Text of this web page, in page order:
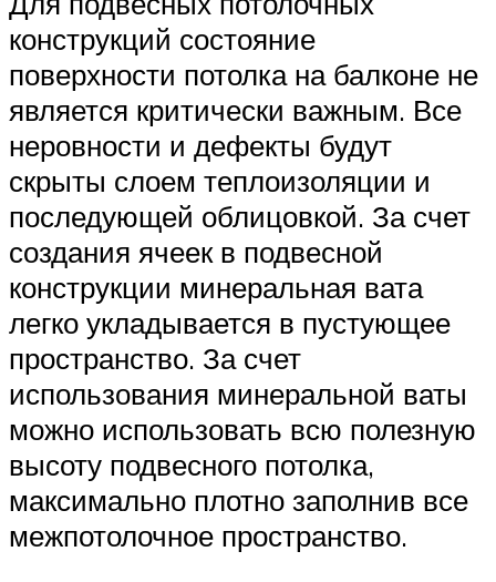
конструкций состояние
поверхности потолка на балконе не
является критически важным. Все
неровности и дефекты будут
скрыты слоем теплоизоляции и
последующей облицовкой. За счет
создания ячеек в подвесной
конструкции минеральная вата
легко укладывается в пустующее
пространство. За счет
использования минеральной ваты
можно использовать всю полезную
высоту подвесного потолка,
максимально плотно заполнив все
межпотолочное пространство.